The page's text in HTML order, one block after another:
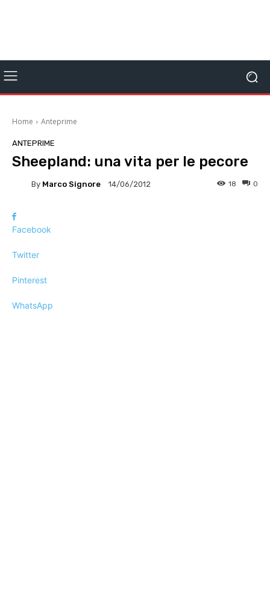
Home Anteprime
ANTEPRIME
Sheepland: una vita per le pecore
By Marco Signore 14/06/2012 0
18
Facebook
Twitter
Pinterest
WhatsApp